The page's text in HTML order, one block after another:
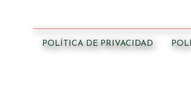
POLÍTICA DE PRIVACIDAD